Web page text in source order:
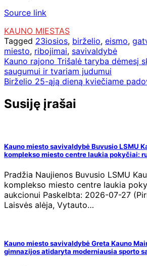
Source link
KAUNO MIESTAS
Tagged 23iosios, birželio, eismo,
miesto, ribojimai, savivaldybė
Navigacija
tarp
Kauno rajono Trišalė taryba dėmesį
saugumui ir tvariam judumui
Birželio 25-ąją dieną kviečiame
Susiję įrašai
Kauno miesto savivaldybė Buvusio LSMU
komplekso miesto centre laukia pokyčiai:
Pradžia Naujienos Buvusio LSMU
komplekso miesto centre laukia
aukcionui Paskelbta: 2026-07-27
Laisvės alėja, Vytauto…
Kauno miesto savivaldybė Greta Kauno
gimnazijos atidaryta moderniausia sporto